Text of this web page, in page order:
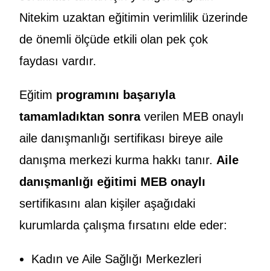
Nitekim uzaktan eğitimin verimlilik üzerinde
de önemli ölçüde etkili olan pek çok
faydası vardır.
Eğitim programını başarıyla
tamamladıktan sonraverilen MEB onaylı
aile danışmanlığı sertifikası bireye aile
danışma merkezi kurma hakkı tanır. Aile
danışmanlığı eğitimi MEB onaylı
sertifikasını alan kişiler aşağıdaki
kurumlarda çalışma fırsatını elde eder:
Kadın ve Aile Sağlığı Merkezleri